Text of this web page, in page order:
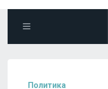
Политика